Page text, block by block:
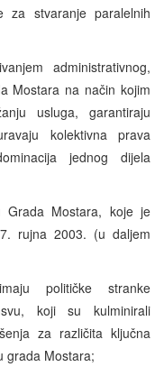
za stvaranje paralelnih
administrativnog,
Mostara na način kojim
usluga, garantiraju
kolektivna prava
jednog dijela
Grada Mostara, koje je
rujna 2003. (u daljem
političke stranke
koji su kulminirali
za različita ključna
grada Mostara;